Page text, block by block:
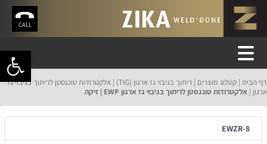
פתח
CALL
דף הבית קטלוג מוצרים ריתוך בגיבוי גז ארגון (TIG)
אלקטרודות טונגסטן לריתוך בגיבוי גז
ארגון אלקטרודות טונגסטן לריתוך בגיבוי גז ארגון EWP | זיקה
EWZR-8